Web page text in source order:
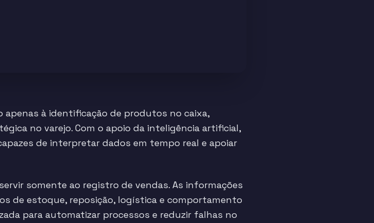
apenas à identificação de produtos no caixa,
no varejo. Com o apoio da inteligência artificial,
de interpretar dados em tempo real e apoiar
somente ao registro de vendas. As informações
de estoque, reposição, logística e comportamento
para automatizar processos e reduzir falhas no